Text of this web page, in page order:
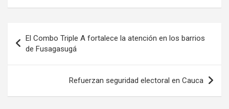
de
entradas
El Combo Triple A fortalece la atención en los barrios
de Fusagasugá
Refuerzan seguridad electoral en Cauca